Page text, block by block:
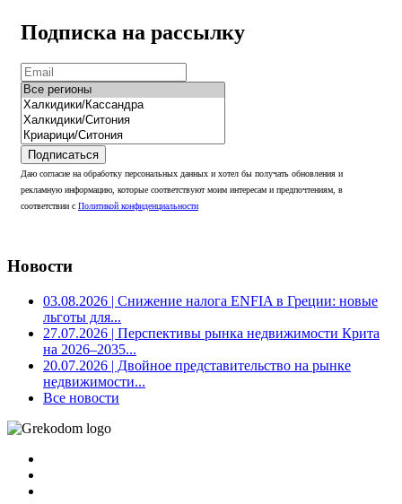
Подписка на рассылку
Подписаться
Даю согласие на обработку персональных данных и хотел бы получать обновления и
рекламную информацию, которые соответствуют моим интересам и предпочтениям, в
соответствии с Политикой конфиденциальности
Новости
03.08.2026 | Снижение налога ENFIA в Греции: новые
льготы для...
27.07.2026 | Перспективы рынка недвижимости Крита
на 2026–2035...
20.07.2026 | Двойное представительство на рынке
недвижимости...
Все новости